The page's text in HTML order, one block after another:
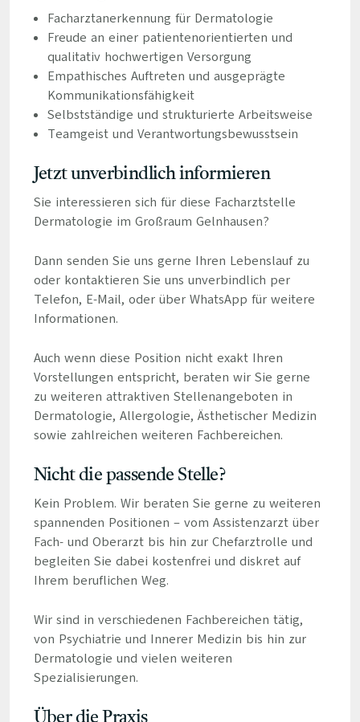
Facharztanerkennung für Dermatologie
Freude an einer patientenorientierten und
qualitativ hochwertigen Versorgung
Empathisches Auftreten und ausgeprägte
Kommunikationsfähigkeit
Selbstständige und strukturierte Arbeitsweise
Teamgeist und Verantwortungsbewusstsein
Jetzt unverbindlich informieren
Sie interessieren sich für diese Facharztstelle
Dermatologie im Großraum Gelnhausen?
Dann senden Sie uns gerne Ihren Lebenslauf zu
oder kontaktieren Sie uns unverbindlich per
Telefon, E-Mail, oder über WhatsApp für weitere
Informationen.
Auch wenn diese Position nicht exakt Ihren
Vorstellungen entspricht, beraten wir Sie gerne
zu weiteren attraktiven Stellenangeboten in
Dermatologie, Allergologie, Ästhetischer Medizin
sowie zahlreichen weiteren Fachbereichen.
Nicht die passende Stelle?
Kein Problem. Wir beraten Sie gerne zu weiteren
spannenden Positionen – vom Assistenzarzt über
Fach- und Oberarzt bis hin zur Chefarztrolle und
begleiten Sie dabei kostenfrei und diskret auf
Ihrem beruflichen Weg.
Wir sind in verschiedenen Fachbereichen tätig,
von Psychiatrie und Innerer Medizin bis hin zur
Dermatologie und vielen weiteren
Spezialisierungen.
Über die Praxis